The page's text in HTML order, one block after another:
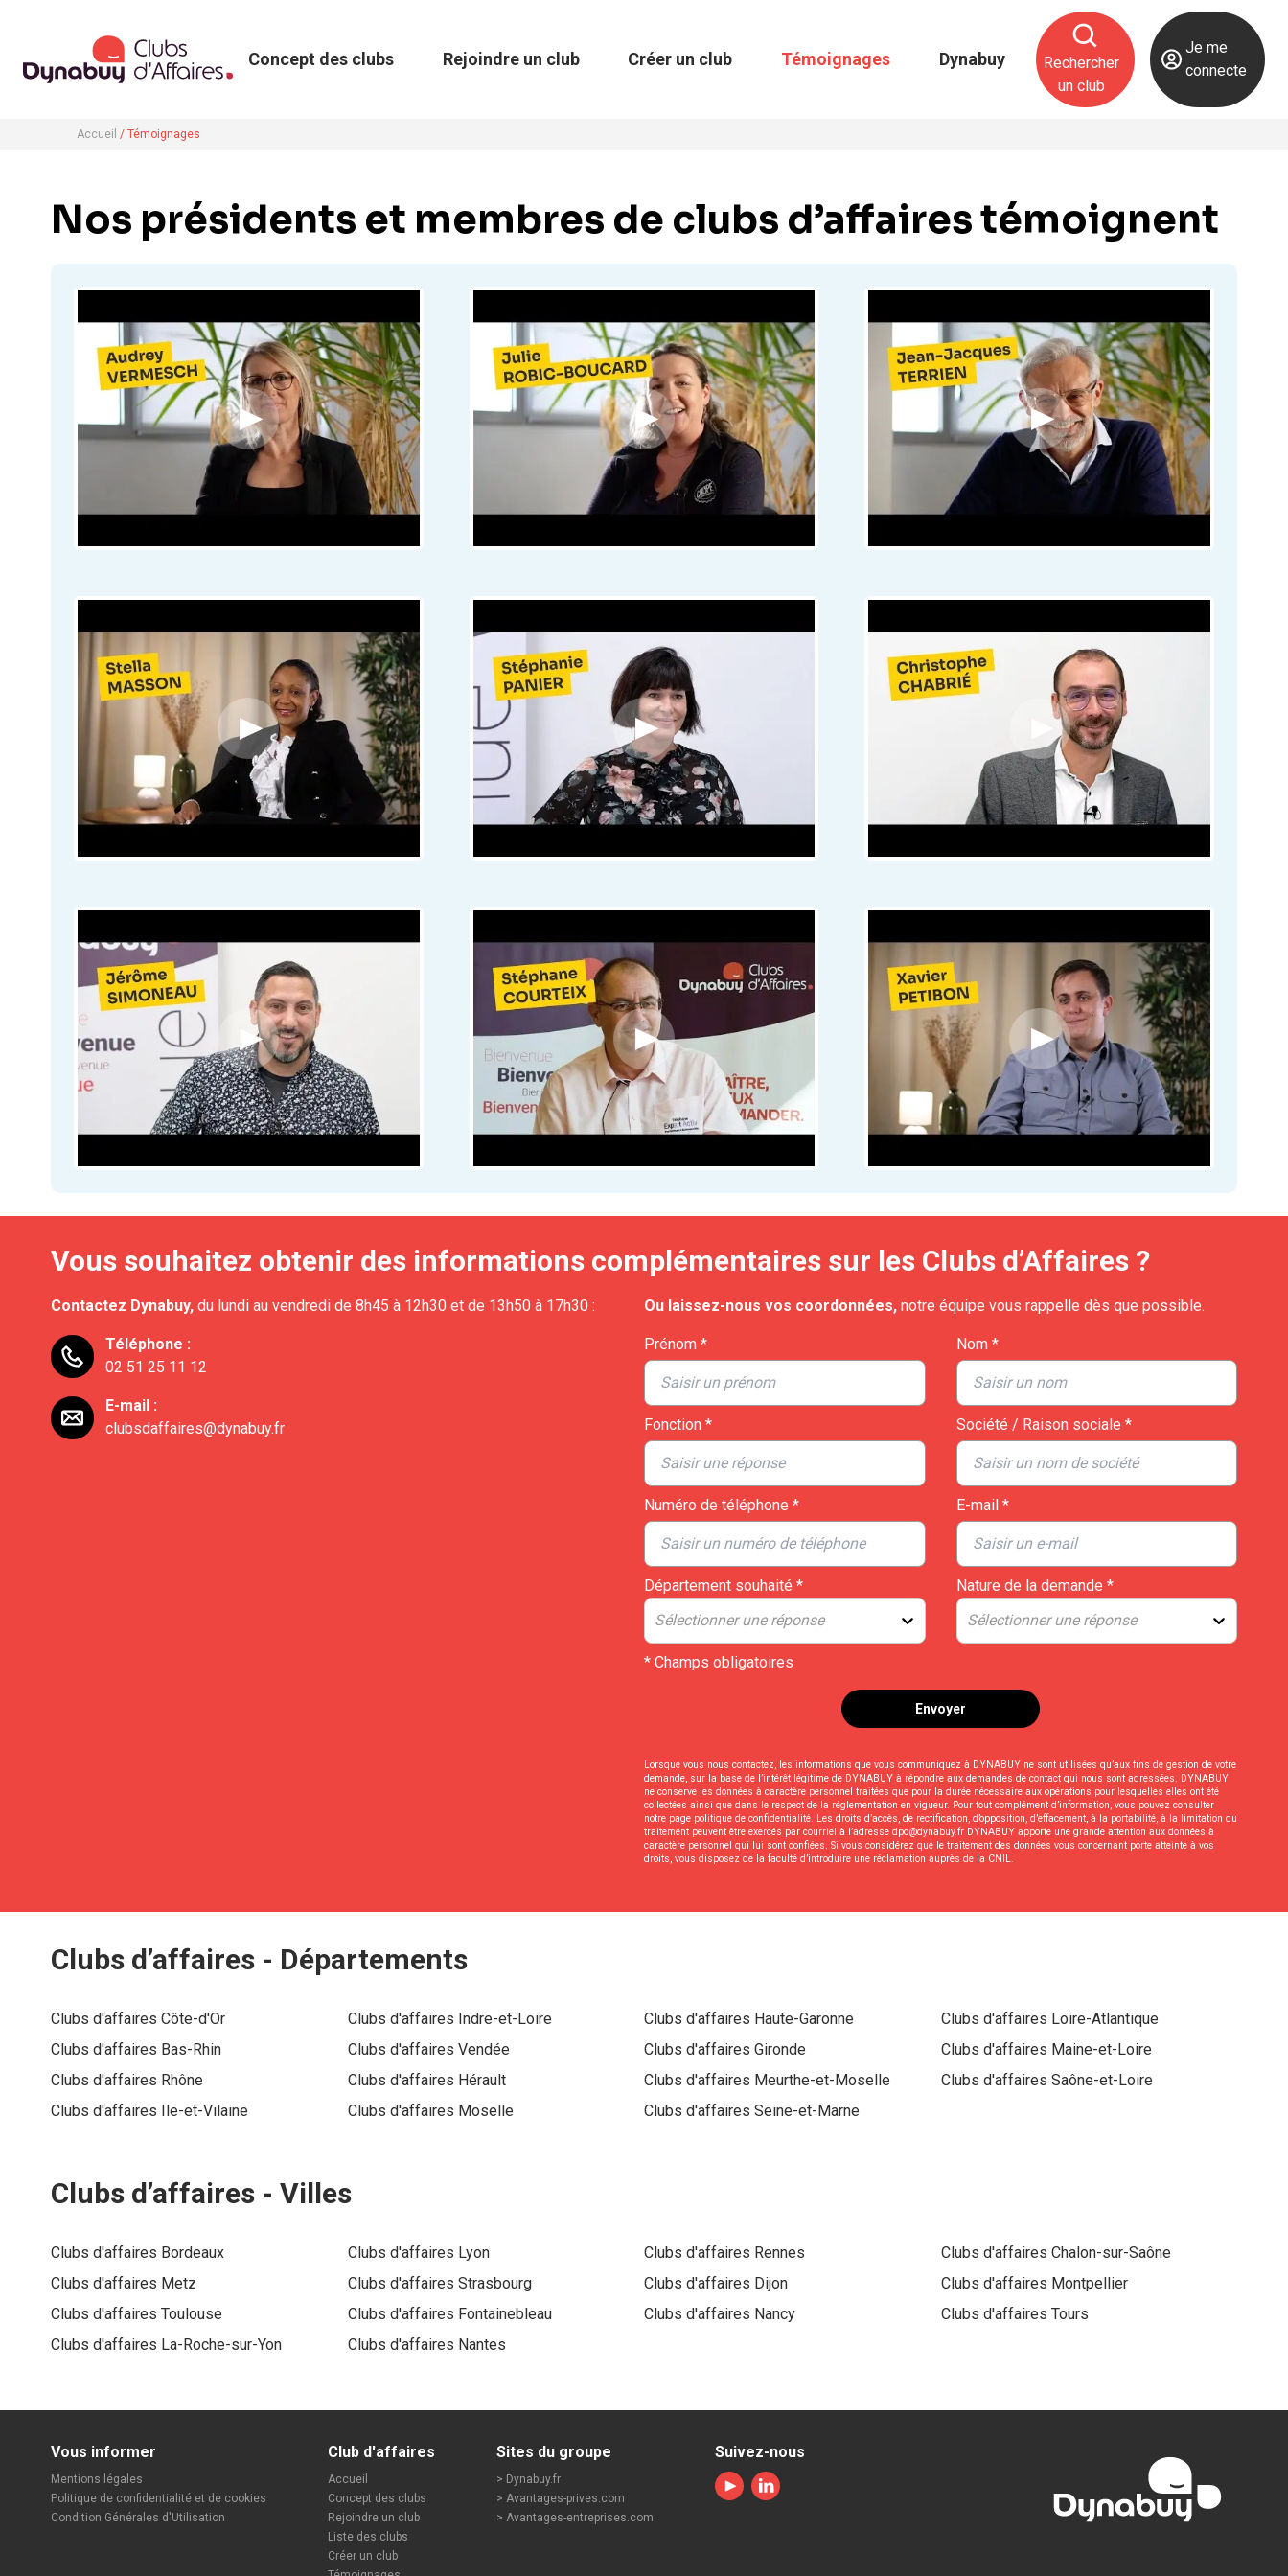
Concept des clubs Rejoindre un club Créer un club Témoignages Dynabuy
Rechercher
un club
Je me
connecte
Accueil / Témoignages
Nos présidents et membres de clubs d’affaires témoignent
Vous souhaitez obtenir des informations complémentaires sur les Clubs d’Affaires ?
Contactez Dynabuy, du lundi au vendredi de 8h45 à 12h30 et de 13h50 à 17h30 :
Téléphone :
02 51 25 11 12
E-mail :
clubsdaffaires@dynabuy.fr
Ou laissez-nous vos coordonnées, notre équipe vous rappelle dès que possible.
Prénom * Nom *
Fonction * Société / Raison sociale *
Numéro de téléphone * E-mail *
Département souhaité *
Sélectionner une réponse
Nature de la demande *
Sélectionner une réponse
* Champs obligatoires
Envoyer
Lorsque vous nous contactez, les informations que vous communiquez à DYNABUY ne sont utilisées qu’aux fins de gestion de votre
demande, sur la base de l’intérêt légitime de DYNABUY à répondre aux demandes de contact qui nous sont adressées. DYNABUY
ne conserve les données à caractère personnel traitées que pour la durée nécessaire aux opérations pour lesquelles elles ont été
collectées ainsi que dans le respect de la réglementation en vigueur. Pour tout complément d’information, vous pouvez consulter
notre page politique de confidentialité. Les droits d’accès, de rectification, d’opposition, d’effacement, à la portabilité, à la limitation du
traitement peuvent être exercés par courriel à l’adresse dpo@dynabuy.fr DYNABUY apporte une grande attention aux données à
caractère personnel qui lui sont confiées. Si vous considérez que le traitement des données vous concernant porte atteinte à vos
droits, vous disposez de la faculté d’introduire une réclamation auprès de la CNIL.
Clubs d’affaires - Départements
Clubs d'affaires Côte-d'Or Clubs d'affaires Indre-et-Loire Clubs d'affaires Haute-Garonne Clubs d'affaires Loire-Atlantique
Clubs d'affaires Bas-Rhin Clubs d'affaires Vendée Clubs d'affaires Gironde Clubs d'affaires Maine-et-Loire
Clubs d'affaires Rhône Clubs d'affaires Hérault Clubs d'affaires Meurthe-et-Moselle Clubs d'affaires Saône-et-Loire
Clubs d'affaires
Ile-et-Vilaine Clubs d'affaires Moselle Clubs d'affaires Seine-et-Marne
Clubs d’affaires - Villes
Clubs d'affaires Bordeaux Clubs d'affaires Lyon Clubs d'affaires Rennes Clubs d'affaires Chalon-sur-Saône
Clubs d'affaires Metz Clubs d'affaires Strasbourg Clubs d'affaires Dijon Clubs d'affaires Montpellier
Clubs d'affaires Toulouse Clubs d'affaires Fontainebleau Clubs d'affaires Nancy Clubs d'affaires Tours
Clubs d'affaires La-Roche-sur-Yon Clubs d'affaires Nantes
Vous informer
Mentions légales
Politique de confidentialité et de cookies
Condition Générales d'Utilisation
Club d'affaires
Accueil
Concept des clubs
Rejoindre un club
Liste des clubs
Créer un club
Sites du groupe
> Dynabuy.fr
> Avantages-prives.com
> Avantages-entreprises.com
Suivez-nous